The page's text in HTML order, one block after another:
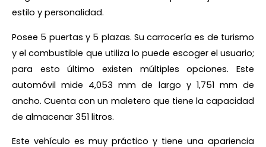
estilo y personalidad.
Posee 5 puertas y 5 plazas. Su carrocería es de turismo
y el combustible que utiliza lo puede escoger el usuario;
para esto último existen múltiples opciones. Este
automóvil mide 4,053 mm de largo y 1,751 mm de
ancho. Cuenta con un maletero que tiene la capacidad
de almacenar 351 litros.
Este vehículo es muy práctico y tiene una apariencia